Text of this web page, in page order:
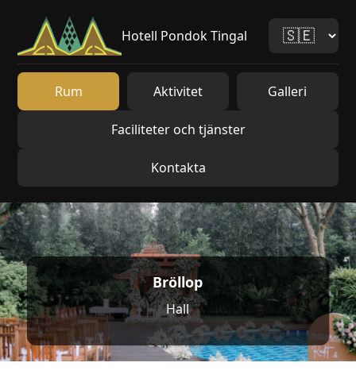
Hotell Pondok Tingal
Rum Aktivitet Galleri
Faciliteter och tjänster
Kontakta
Bröllop
Hall